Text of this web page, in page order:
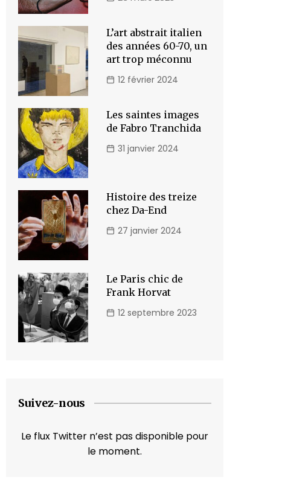
L’art abstrait italien
des années 60-70, un
art trop méconnu
12 février 2024
Les saintes images
de Fabro Tranchida
31 janvier 2024
Histoire des treize
chez Da-End
27 janvier 2024
Le Paris chic de
Frank Horvat
12 septembre 2023
Suivez-nous
Le flux Twitter n’est pas disponible pour
le moment.